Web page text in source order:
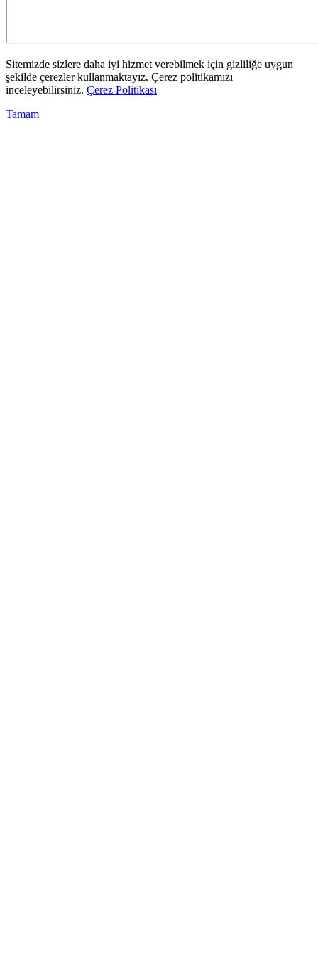
Sitemizde sizlere daha iyi hizmet verebilmek için gizliliğe uygun
şekilde çerezler kullanmaktayız. Çerez politikamızı
inceleyebilirsiniz. Çerez Politikası
Tamam